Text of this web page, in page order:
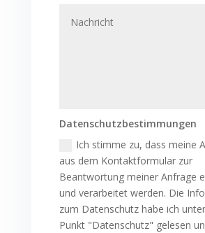
Datenschutzbestimmungen
Ich stimme zu, dass meine
aus dem Kontaktformular zur
Beantwortung meiner Anfrage
und verarbeitet werden. Die
zum Datenschutz habe ich
Punkt "Datenschutz" gelesen